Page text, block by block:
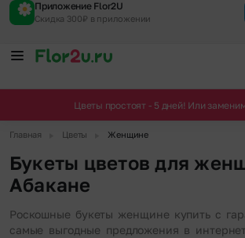
Приложение Flor2U
Скидка 300₽ в приложении
Цветы простоят - 5 дней! Или
Главная Цветы Женщине
Букеты цветов для
Абакане
Роскошные букеты женщине купить с
самые выгодные предложения в